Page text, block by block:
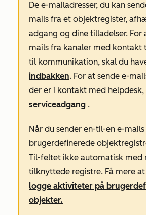
De e-mailadresser, du kan
mails fra et objektregister,
adgang og dine tilladelser. For
mails fra kanaler med kontakt
til kommunikation, skal du
indbakken. For at sende e-
der er i kontakt med
serviceadgang .
Når du sender en-til-en e-
brugerdefinerede
Til-feltet ikke automatisk med
tilknyttede registre. Få mere
logge aktiviteter på
objekter.